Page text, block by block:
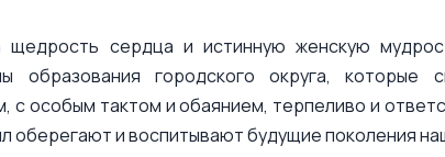
щедрость сердца и истинную женскую
образования городского округа, которые
с особым тактом и обаянием, терпеливо и
оберегают и воспитывают будущие поколения